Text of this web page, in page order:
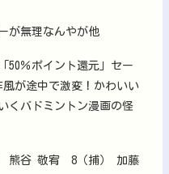
が無理なんやが他
50％ポイント還元」セー
が途中で激変！かわいい
くバドミントン漫画の怪
熊谷 敬宥 8（捕） 加藤